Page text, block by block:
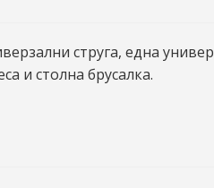
струга, една
и столна брусалка.